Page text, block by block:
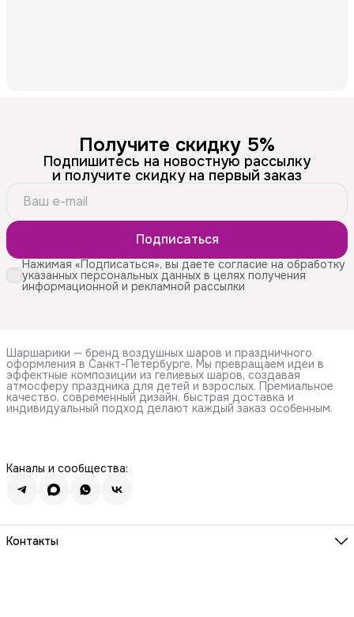
Получите скидку 5%
Подпишитесь на новостную рассылку
и получите скидку на первый заказ
Подписаться
Нажимая «Подписаться», вы даете согласие на обработку
указанных персональных данных в целях получения
информационной и рекламной рассылки
Шаршарики — бренд воздушных шаров и праздничного
оформления в Санкт-Петербурге. Мы превращаем идеи в
эффектные композиции из гелиевых шаров, создавая
атмосферу праздника для детей и взрослых. Премиальное
качество, современный дизайн, быстрая доставка и
индивидуальный подход делают каждый заказ особенным.
Каналы и сообщества:
Контакты